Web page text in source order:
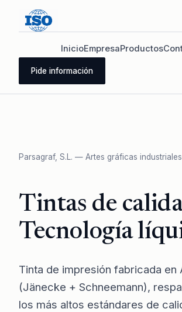
InicioEmpresaProductos
Pide información
Parsagraf, S.L. — Artes gráficas industriales
Tintas de
Tecnología
Tinta de impresión fabricada en
(Jänecke + Schneemann),
los más altos estándares de